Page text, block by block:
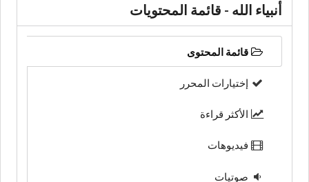
أنبياء الله - قائمة المحتويات
قائمة المحتوى
إختيارات المحرر
الأكثر قراءة
فيديوهات
صوتيات